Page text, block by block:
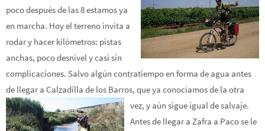
poco después de las 8 estamos ya
en marcha. Hoy el terreno invita a
rodar y hacer kilómetros: pistas
anchas, poco desnivel y casi sin
complicaciones. Salvo algún contratiempo en forma de agua antes
de llegar a Calzadilla de los Barros, que ya conocíamos de la otra
vez, y aún sigue igual de salvaje.
Antes de llegar a Zafra a Paco se le